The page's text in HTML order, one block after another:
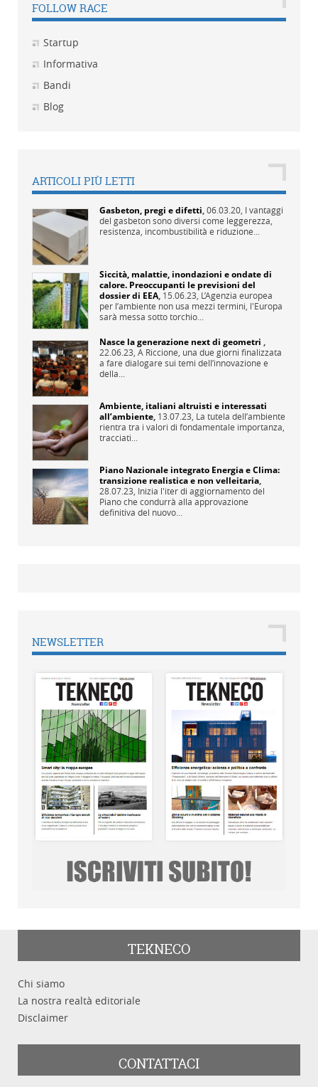
FOLLOW RACE
Startup
Informativa
Bandi
Blog
ARTICOLI PIÙ LETTI
Gasbeton, pregi e difetti,06.03.20, I vantaggi
del gasbeton sono diversi come leggerezza,
resistenza, incombustibilità e riduzione...
Siccità, malattie, inondazioni e ondate di
calore. Preoccupanti le previsioni del
dossier di EEA, 15.06.23, L’Agenzia europea
per l’ambiente non usa mezzi termini, l'Europa
sarà messa sotto torchio...
Nasce la generazione next di geometri ,
22.06.23, A Riccione, una due giorni finalizzata
a fare dialogare sui temi dell’innovazione e
della...
Ambiente, italiani altruisti e interessati
all’ambiente, 13.07.23, La tutela dell’ambiente
rientra tra i valori di fondamentale importanza,
tracciati...
Piano Nazionale integrato Energia e Clima:
transizione realistica e non velleitaria,
28.07.23, Inizia l'iter di aggiornamento del
Piano che condurrà alla approvazione
definitiva del nuovo...
NEWSLETTER
TEKNECO
Chi siamo
La nostra realtà editoriale
Disclaimer
CONTATTACI